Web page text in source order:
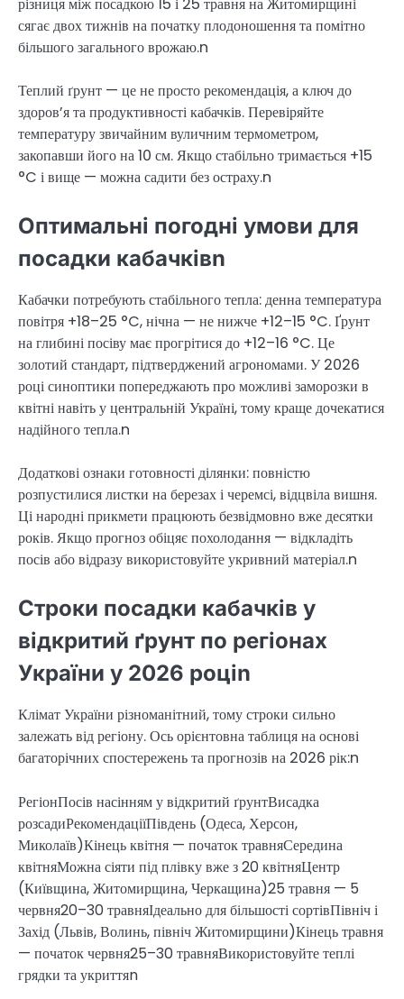
сягає двох тижнів на початку плодоношення та помітно
більшого загального врожаю.n
Теплий ґрунт — це не просто рекомендація, а ключ до
здоров’я та продуктивності кабачків. Перевіряйте
температуру звичайним вуличним термометром,
закопавши його на 10 см. Якщо стабільно тримається +15
°C і вище — можна садити без остраху.n
Оптимальні погодні умови для
посадки кабачківn
Кабачки потребують стабільного тепла: денна температура
повітря +18–25 °C, нічна — не нижче +12–15 °C. Ґрунт
на глибині посіву має прогрітися до +12–16 °C. Це
золотий стандарт, підтверджений агрономами. У 2026
році синоптики попереджають про можливі заморозки в
квітні навіть у центральній Україні, тому краще дочекатися
надійного тепла.n
Додаткові ознаки готовності ділянки: повністю
розпустилися листки на березах і черемсі, відцвіла вишня.
Ці народні прикмети працюють безвідмовно вже десятки
років. Якщо прогноз обіцяє похолодання — відкладіть
посів або відразу використовуйте укривний матеріал.n
Строки посадки кабачків у
відкритий ґрунт по регіонах
України у 2026 роціn
Клімат України різноманітний, тому строки сильно
залежать від регіону. Ось орієнтовна таблиця на основі
багаторічних спостережень та прогнозів на 2026 рік:n
РегіонПосів насінням у відкритий ґрунтВисадка
розсадиРекомендаціїПівдень (Одеса, Херсон,
Миколаїв)Кінець квітня — початок травняСередина
квітняМожна сіяти під плівку вже з 20 квітняЦентр
(Київщина, Житомирщина, Черкащина)25 травня — 5
червня20–30 травняІдеально для більшості сортівПівніч і
Захід (Львів, Волинь, північ Житомирщини)Кінець травня
— початок червня25–30 травняВикористовуйте теплі
грядки та укриттяn